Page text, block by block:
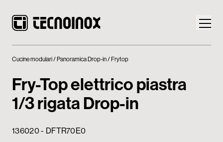
Prodotti
Mondo Tecnoinox
Cucine modulari Panoramica Drop-in Frytop
Fry-Top elettrico piastra
1/3 rigata Drop-in
136020 - DFTR70E0